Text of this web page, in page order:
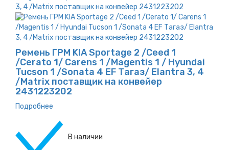
Ремень ГРМ KIA Sportage 2 /Ceed 1
/Cerato 1/ Carens 1 /Magentis 1 / Hyundai
Tucson 1 /Sonata 4 EF Тагаз/ Elantra 3, 4
/Matrix поставщик на конвейер
2431223202
Подробнее
В наличии